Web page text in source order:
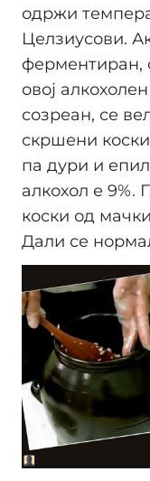
одржи
Целзиусови.
ферментиран,
овој
созреан, се
скршени
па дури и
алкохол е 9%.
коски од
Дали се